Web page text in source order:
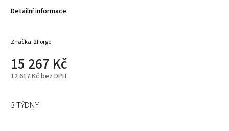
Detailní informace
Značka:2Forge
15 267 Kč
12 617 Kč bez DPH
3 TÝDNY